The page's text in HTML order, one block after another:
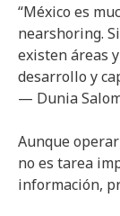
“México es
nearshoring.
existen áreas
desarrollo y
— Dunia
Aunque
no es tarea
información,